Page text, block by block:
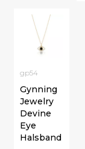
gp54
Gynning
Jewelry
Devine
Eye
Halsband